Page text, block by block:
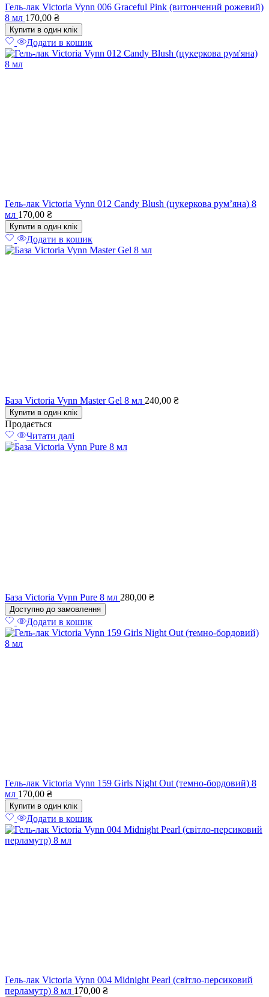
Гель-лак Victoria Vynn 006 Graceful Pink (витончений рожевий)
8 мл 170,00 ₴
Купити в один клік
Додати в кошик
Гель-лак Victoria Vynn 012 Candy Blush (цукеркова рум’яна) 8
мл 170,00 ₴
Купити в один клік
Додати в кошик
База Victoria Vynn Master Gel 8 мл 240,00 ₴
Купити в один клік
Продається
Читати далі
База Victoria Vynn Pure 8 мл 280,00 ₴
Доступно до замовлення
Додати в кошик
Гель-лак Victoria Vynn 159 Girls Night Out (темно-бордовий) 8
мл 170,00 ₴
Купити в один клік
Додати в кошик
Гель-лак Victoria Vynn 004 Midnight Pearl (світло-персиковий
перламутр) 8 мл 170,00 ₴